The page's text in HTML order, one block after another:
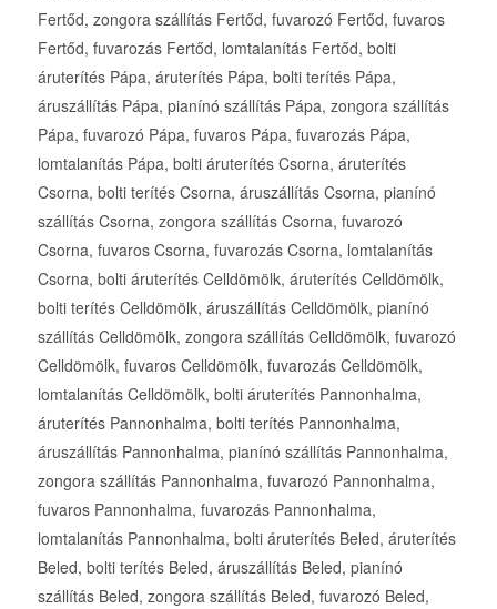
Fertőd, zongora szállítás Fertőd, fuvarozó Fertőd, fuvaros
Fertőd, fuvarozás Fertőd, lomtalanítás Fertőd, bolti
áruterítés Pápa, áruterítés Pápa, bolti terítés Pápa,
áruszállítás Pápa, pianínó szállítás Pápa, zongora szállítás
Pápa, fuvarozó Pápa, fuvaros Pápa, fuvarozás Pápa,
lomtalanítás Pápa, bolti áruterítés Csorna, áruterítés
Csorna, bolti terítés Csorna, áruszállítás Csorna, pianínó
szállítás Csorna, zongora szállítás Csorna, fuvarozó
Csorna, fuvaros Csorna, fuvarozás Csorna, lomtalanítás
Csorna, bolti áruterítés Celldömölk, áruterítés Celldömölk,
bolti terítés Celldömölk, áruszállítás Celldömölk, pianínó
szállítás Celldömölk, zongora szállítás Celldömölk, fuvarozó
Celldömölk, fuvaros Celldömölk, fuvarozás Celldömölk,
lomtalanítás Celldömölk, bolti áruterítés Pannonhalma,
áruterítés Pannonhalma, bolti terítés Pannonhalma,
áruszállítás Pannonhalma, pianínó szállítás Pannonhalma,
zongora szállítás Pannonhalma, fuvarozó Pannonhalma,
fuvaros Pannonhalma, fuvarozás Pannonhalma,
lomtalanítás Pannonhalma, bolti áruterítés Beled, áruterítés
Beled, bolti terítés Beled, áruszállítás Beled, pianínó
szállítás Beled, zongora szállítás Beled, fuvarozó Beled,